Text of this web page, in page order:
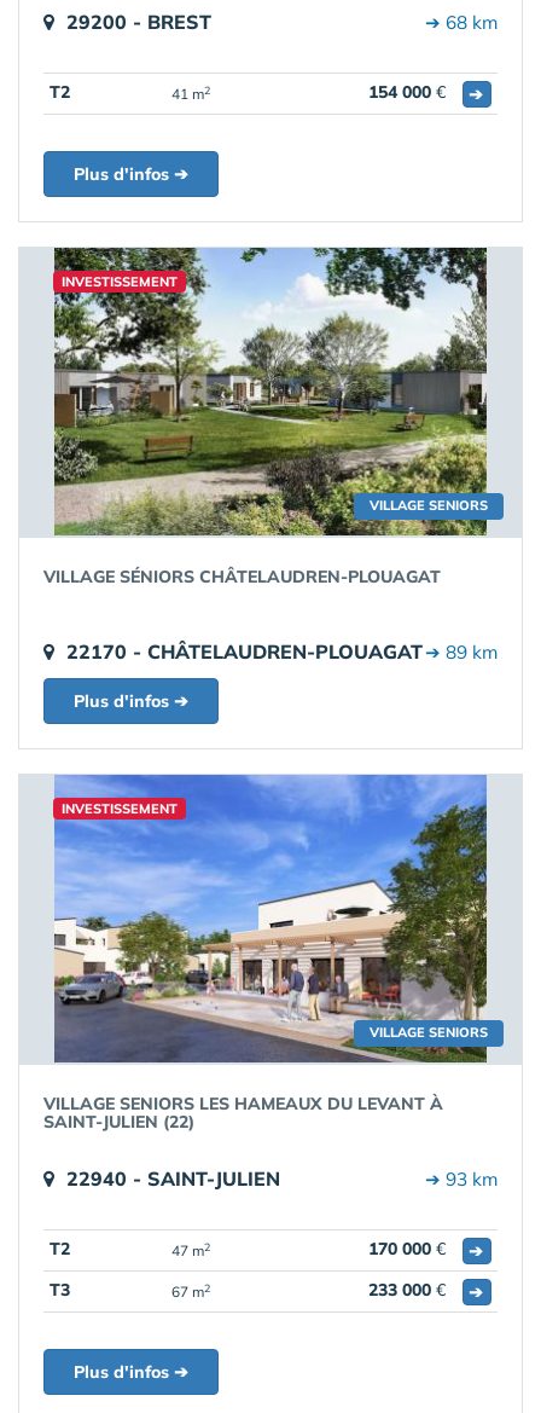
29200 - BREST ➔ 68 km
T2 41 m2 154 000 € ➔
Plus d'infos ➔
VILLAGE SENIORS
INVESTISSEMENT
VILLAGE SÉNIORS CHÂTELAUDREN-PLOUAGAT
22170 - CHÂTELAUDREN-PLOUAGAT➔ 89 km
Plus d'infos ➔
VILLAGE SENIORS
INVESTISSEMENT
VILLAGE SENIORS LES HAMEAUX DU LEVANT À
SAINT-JULIEN (22)
22940 - SAINT-JULIEN ➔ 93 km
T2 47 m2 170 000 €
➔
T3
67 m2 233 000 € ➔
Plus d'infos ➔